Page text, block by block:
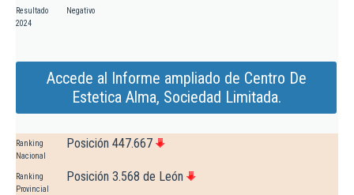
Resultado
2024
Negativo
Accede al Informe ampliado de Centro De
Estetica Alma, Sociedad Limitada.
Ranking
Nacional
Posición 447.667
Ranking
Provincial
Posición 3.568 de León